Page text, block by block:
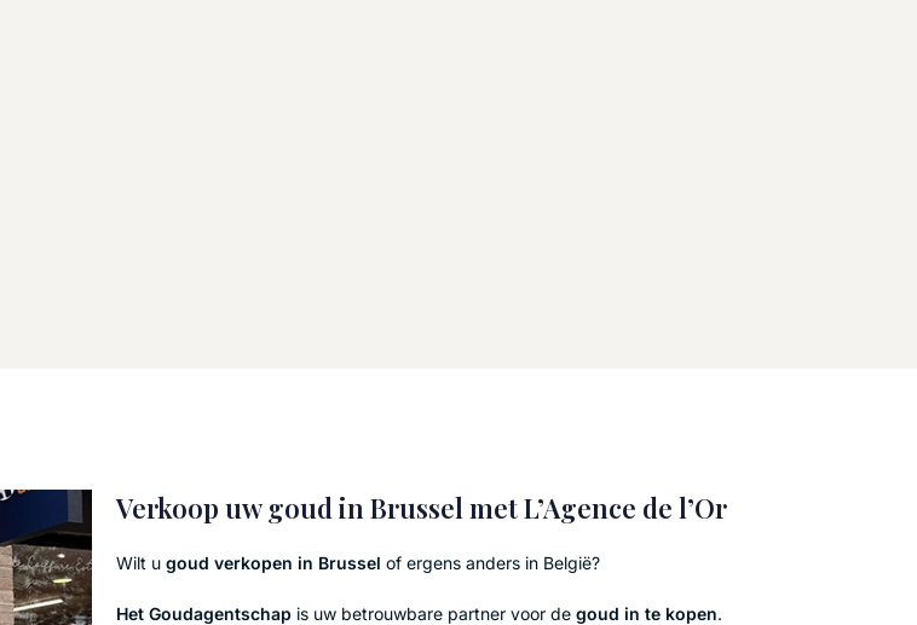
Verkoop uw goud in Brussel met L’Agence de l’Or
Wilt u goud verkopen in Brussel of ergens anders in België?
Het Goudagentschap is uw betrouwbare partner voor de goud in te kopen.